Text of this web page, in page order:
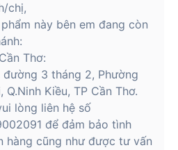
chị,
này bên em đang còn
Thơ:
đường 3 tháng 2, Phường
Q.Ninh Kiều, TP Cần Thơ.
lòng liên hệ số
để đảm bảo tình
hàng cũng như được tư vấn